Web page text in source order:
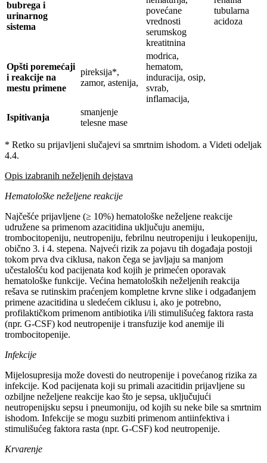
bubrega i
urinarnog
sistema
povećane
vrednosti
serumskog
kreatitnina
tubularna
acidoza
Opšti poremećaji
i reakcije na
mestu primene
pireksija*,
zamor, astenija,
modrica,
hematom,
induracija, osip,
svrab,
inflamacija,
Ispitivanja
smanjenje
telesne mase
* Retko su prijavljeni slučajevi sa smrtnim ishodom. a Videti odeljak
4.4.
Opis izabranih neželjenih dejstava
Hematološke neželjene reakcije
Najčešće prijavljene (≥ 10%) hematološke neželjene reakcije
udružene sa primenom azacitidina uključuju anemiju,
trombocitopeniju, neutropeniju, febrilnu neutropeniju i leukopeniju,
obično 3. i 4. stepena. Najveći rizik za pojavu tih događaja postoji
tokom prva dva ciklusa, nakon čega se javljaju sa manjom
učestalošću kod pacijenata kod kojih je primećen oporavak
hematološke funkcije. Većina hematoloških neželjenih reakcija
rešava se rutinskim praćenjem kompletne krvne slike i odgađanjem
primene azacitidina u sledećem ciklusu i, ako je potrebno,
profilaktičkom primenom antibiotika i/ili stimulišućeg faktora rasta
(npr. G-CSF) kod neutropenije i transfuzije kod anemije ili
trombocitopenije.
Infekcije
Mijelosupresija može dovesti do neutropenije i povećanog rizika za
infekcije. Kod pacijenata koji su primali azacitidin prijavljene su
ozbiljne neželjene reakcije kao što je sepsa, uključujući
neutropenijsku sepsu i pneumoniju, od kojih su neke bile sa smrtnim
ishodom. Infekcije se mogu suzbiti primenom antiinfektiva i
stimulišućeg faktora rasta (npr. G-CSF) kod neutropenije.
Krvarenje